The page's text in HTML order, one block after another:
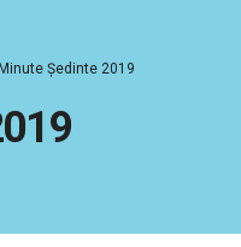
Minute Ședinte 2019